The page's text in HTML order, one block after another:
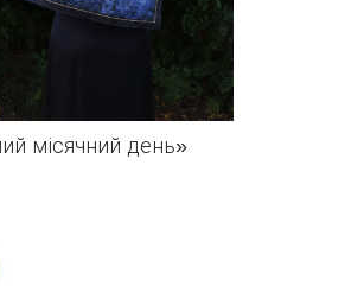
місячний день»